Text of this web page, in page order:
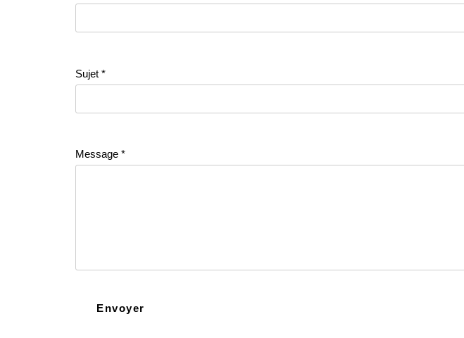
Sujet *
Message *
Envoyer